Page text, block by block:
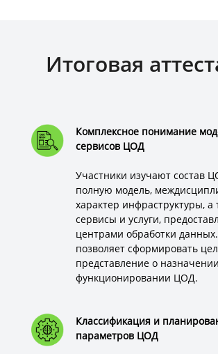
Итоговая
Комплексное понимание
сервисов ЦОД
Участники изучают состав
полную модель,
характер инфраструктуры, а
сервисы и услуги,
центрами обработки
позволяет сформировать
представление о
функционировании ЦОД.
Классификация и
параметров ЦОД